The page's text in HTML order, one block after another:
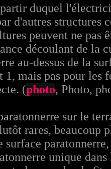
duquel
d'autres structures
peuvent ne pas
découlant de la
au-dessus de la
1, mais pas pour les
(photo, Photo,
sur le
rares, beaucoup
unique